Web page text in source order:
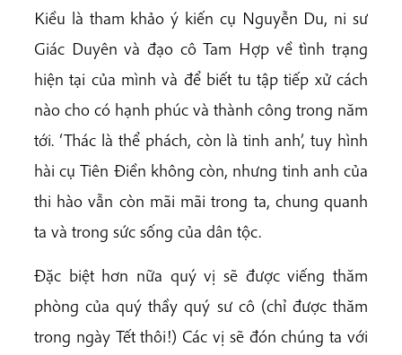
Kiều là tham khảo ý kiến cụ Nguyễn Du, ni sư
Giác Duyên và đạo cô Tam Hợp về tình trạng
hiện tại của mình và để biết tu tập tiếp xử cách
nào cho có hạnh phúc và thành công trong năm
tới. ‘Thác là thể phách, còn là tinh anh’, tuy hình
hài cụ Tiên Điền không còn, nhưng tinh anh của
thi hào vẫn còn mãi mãi trong ta, chung quanh
ta và trong sức sống của dân tộc.
Đặc biệt hơn nữa quý vị sẽ được viếng thăm
phòng của quý thầy quý sư cô (chỉ được thăm
trong ngày Tết thôi!) Các vị sẽ đón chúng ta với